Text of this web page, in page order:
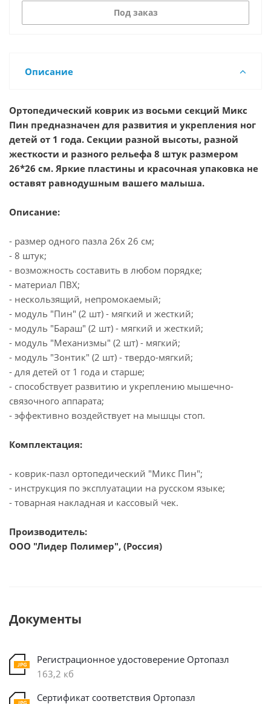
Под заказ
Описание
Ортопедический коврик из восьми секций Микс
Пин предназначен для развития и укрепления ног
детей от 1 года. Секции разной высоты, разной
жесткости и разного рельефа 8 штук размером
26*26 см. Яркие пластины и красочная упаковка не
оставят равнодушным вашего малыша.
Описание:
- размер одного пазла 26х 26 см;
- 8 штук;
- возможность составить в любом порядке;
- материал ПВХ;
- нескользящий, непромокаемый;
- модуль "Пин" (2 шт) - мягкий и жесткий;
- модуль "Бараш" (2 шт) - мягкий и жесткий;
- модуль "Механизмы" (2 шт) - мягкий;
- модуль "Зонтик" (2 шт) - твердо-мягкий;
- для детей от 1 года и старше;
- способствует развитию и укреплению мышечно-
связочного аппарата;
- эффективно воздействует на мышцы стоп.
Комплектация:
- коврик-пазл ортопедический "Микс Пин";
- инструкция по эксплуатации на русском языке;
- товарная накладная и кассовый чек.
Производитель:
ООО "Лидер Полимер", (Россия)
Документы
Регистрационное удостоверение Ортопазл
163,2 кб
Сертификат соответствия Ортопазл